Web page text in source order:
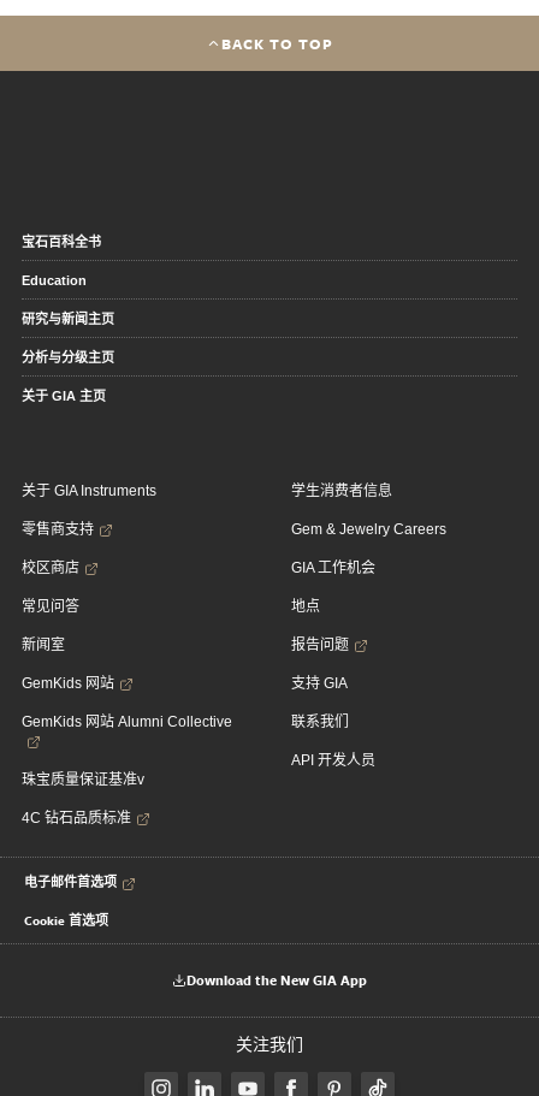
BACK TO TOP
宝石百科全书
Education
研究与新闻主页
分析与分级主页
关于 GIA 主页
关于 GIA Instruments
零售商支持
校区商店
常见问答
新闻室
GemKids 网站
GemKids 网站 Alumni Collective
珠宝质量保证基准v
4C 钻石品质标准
学生消费者信息
Gem & Jewelry Careers
GIA 工作机会
地点
报告问题
支持 GIA
联系我们
API 开发人员
电子邮件首选项
Cookie 首选项
Download the New GIA App
关注我们